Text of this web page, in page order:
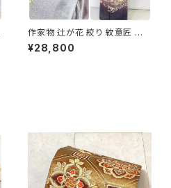
作家物 辻が花 絞り 紋意匠 金
箔 訪問着 辻ヶ花 正絹 袷 紫 紺
淡紅藤 1403
¥28,800